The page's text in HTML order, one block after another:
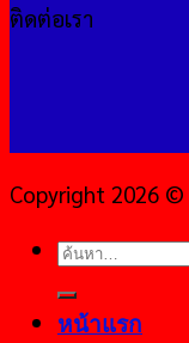
ติดต่อเรา
Copyright 2026 ©
ค้นหา:
หน้าแรก